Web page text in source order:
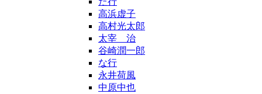
高浜虚子
高村光太郎
太宰 治
谷崎潤一郎
な行
永井荷風
中原中也